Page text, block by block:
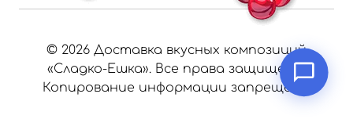
© 2026 Доставка вкусных композиций
«Сладко-Ешка». Все права защищены.
Копирование информации запрещено.